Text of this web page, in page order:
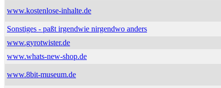
www.kostenlose-inhalte.de
Sonstiges - paßt irgendwie nirgendwo anders
www.gyrotwister.de
www.whats-new-shop.de
www.8bit-museum.de